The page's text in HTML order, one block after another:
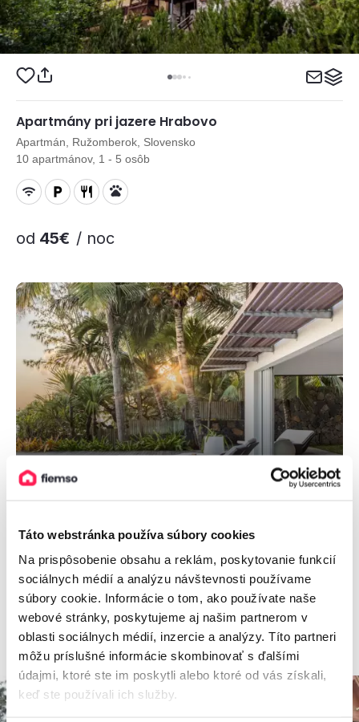
Táto webstránka používa súbory cookies
Na prispôsobenie obsahu a reklám, poskytovanie funkcií
sociálnych médií a analýzu návštevnosti používame
súbory cookie. Informácie o tom, ako používate naše
webové stránky, poskytujeme aj našim partnerom v
oblasti sociálnych médií, inzercie a analýzy. Títo partneri
môžu príslušné informácie skombinovať s ďalšími
údajmi, ktoré ste im poskytli alebo ktoré od vás získali,
keď ste používali ich služby.
Apartmány pri jazere Hrabovo
Apartmán, Ružomberok, Slovensko
10 apartmánov, 1 - 5 osôb
od 45€ / noc
muse villas
Viac informácií